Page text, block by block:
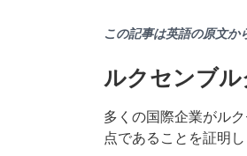
この記事は英語の原文
ルクセンブ
多くの国際企業がル
点であることを証明